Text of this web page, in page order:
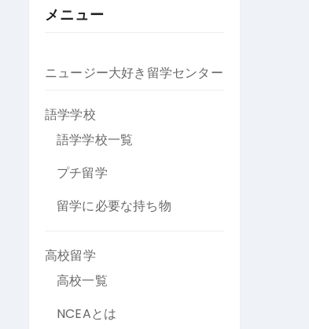
メニュー
ニュージー大好き留学センター
語学学校
語学学校一覧
プチ留学
留学に必要な持ち物
高校留学
高校一覧
NCEAとは